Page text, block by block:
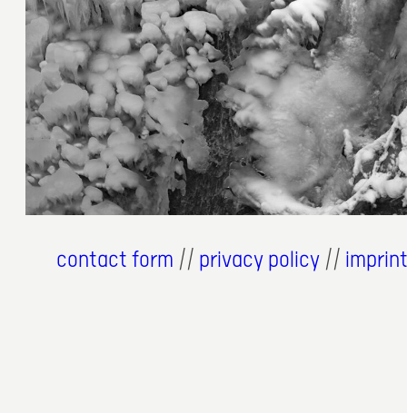
4. März 2018
contact form // privacy policy //